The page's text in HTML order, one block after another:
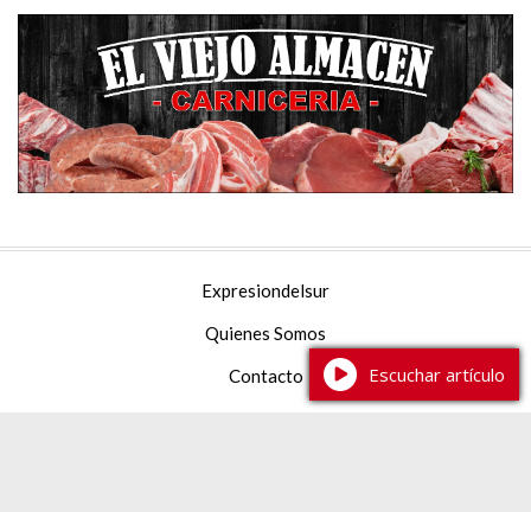
Expresiondelsur
Quienes Somos
Contacto
Escuchar artículo